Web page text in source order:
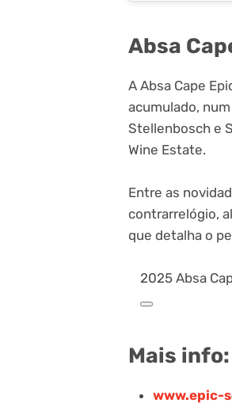
Absa
A Absa Cape
acumulado,
Stellenbosch e
Wine Estate.
Entre as
contrarrelógio,
que detalha o
2025 Absa
Mais info:
www.epic-